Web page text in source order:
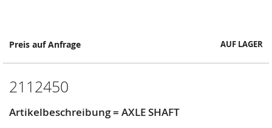
Preis auf Anfrage AUF LAGER
2112450
Artikelbeschreibung = AXLE SHAFT
Springe
Anfang
Bildergalerie